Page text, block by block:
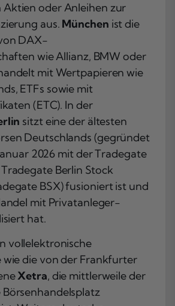
oder Anleihen zur
aus. München ist die
DAX-
wie Allianz, BMW oder
mit Wertpapieren wie
ETFs sowie mit
(ETC). In der
sitzt eine der ältesten
Deutschlands (gegründet
2026 mit der Tradegate
Berlin Stock
BSX) fusioniert ist und
mit Privatanleger-
hat.
vollelektronische
wie die von der Frankfurter
Xetra, die mittlerweile der